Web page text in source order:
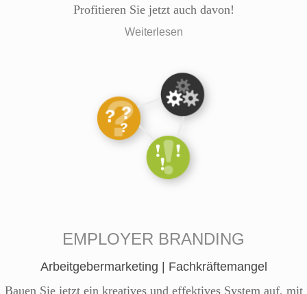
Profitieren Sie jetzt auch davon!
Weiterlesen
EMPLOYER BRANDING
Arbeitgebermarketing | Fachkräftemangel
Bauen Sie jetzt ein kreatives und effektives System auf, mit